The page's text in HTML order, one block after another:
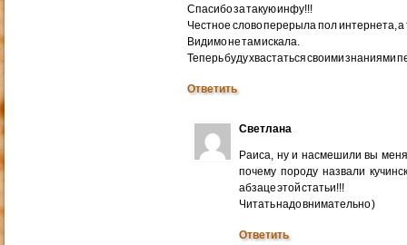
Спасибо за такую инфу!!!
Честное слово перерыла пол интернета, а
Видимо не там искала.
Теперь буду хвастаться своими знаниями
Ответить
Светлана
Раиса, ну и насмешили вы
почему породу назвали
абзаце этой статьи!!!
Читать надо внимательно )
Ответить